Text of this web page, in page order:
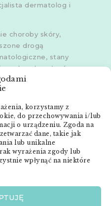
korzystamy z
do przechowywania i/lub
o urządzeniu. Zgoda na
dane, takie jak
lub unikalne
wyrażenia zgody lub
wpłynąć na niektóre
dermatolog i
choroby skóry,
drogą
stany
choroby włosów,
u dorosłych i
,Poznaniu -
,Środzie